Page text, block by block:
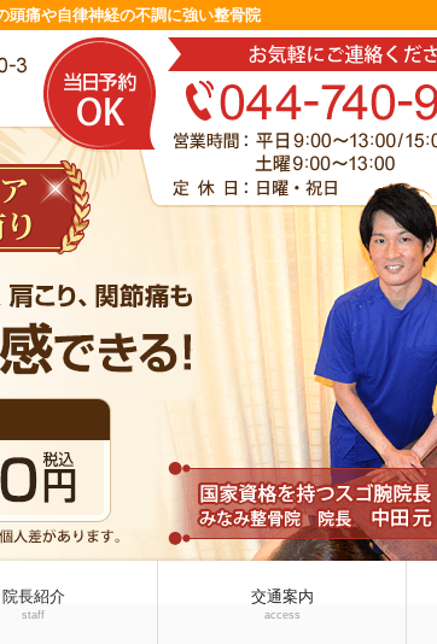
頭痛や自律神経の不調に強い整骨院
院長紹介
staff
交通案内
access